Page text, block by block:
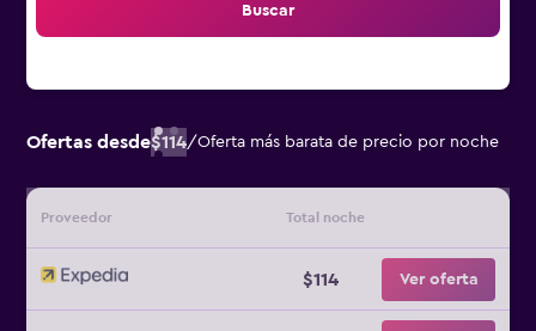
Buscar
Ofertas desde$114/Oferta más barata de precio por noche
Proveedor Total noche
$114 Ver oferta